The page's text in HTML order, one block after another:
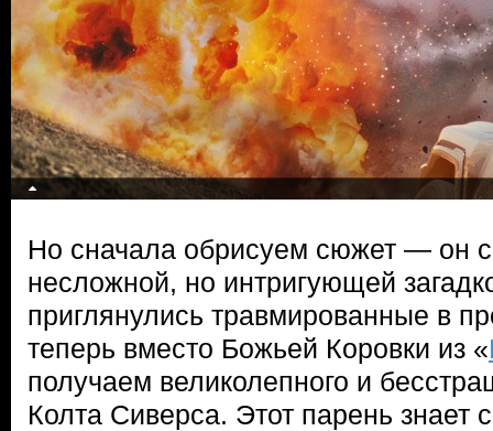
Но сначала обрисуем сюжет — он
несложной, но интригующей
приглянулись травмированные в
теперь вместо Божьей Коровки из «
получаем великолепного и
Колта Сиверса. Этот парень знает